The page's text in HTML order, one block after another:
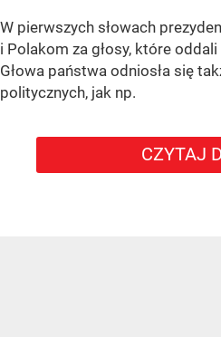
W pierwszych słowach
i Polakom za głosy, które
Głowa państwa odniosła się
politycznych, jak np.
CZYTAJ